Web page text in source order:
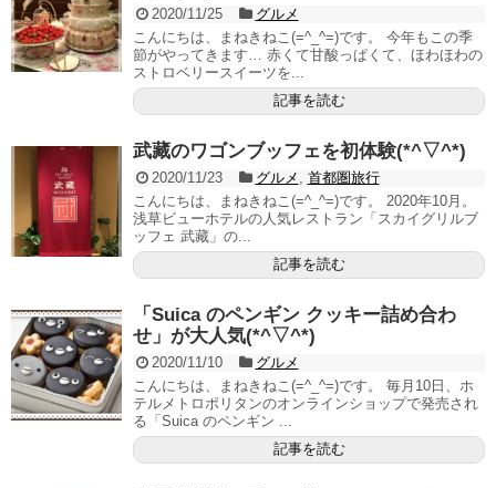
2020/11/25
グルメ
こんにちは、まねきねこ(=^_^=)です。 今年もこの季
節がやってきます… 赤くて甘酸っぱくて、ほわほわの
ストロベリースイーツを...
記事を読む
武藏のワゴンブッフェを初体験(*^▽^*)
2020/11/23 グルメ , 首都圏旅行
こんにちは、まねきねこ(=^_^=)です。 2020年10月。
浅草ビューホテルの人気レストラン「スカイグリルブ
ッフェ 武藏」の...
記事を読む
「Suica のペンギン クッキー詰め合わ
せ」が大人気(*^▽^*)
2020/11/10
グルメ
こんにちは、まねきねこ(=^_^=)です。 毎月10日、ホ
テルメトロポリタンのオンラインショップで発売され
る「Suica のペンギン ...
記事を読む